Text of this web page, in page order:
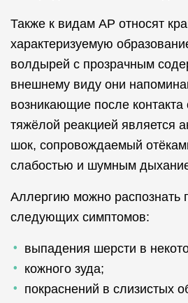
Также к видам АР относят
характеризуемую
волдырей с прозрачным
внешнему виду они
возникающие после
тяжёлой реакцией является
шок, сопровождаемый
слабостью и шумным
Аллергию можно распознать
следующих симптомов:
выпадения шерсти в
кожного зуда;
покраснений в слизистых